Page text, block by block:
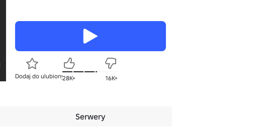
Dodaj do ulubionych
28K+ 16K+
Serwery